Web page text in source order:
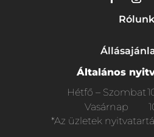
Rólunk
Általános
Hétfő – Szombat
Vasárnap
*Az üzletek